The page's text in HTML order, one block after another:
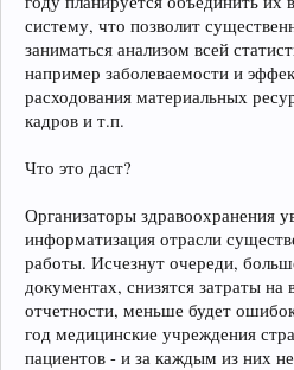
систему, что позволит
заниматься анализом всей
например заболеваемости и
расходования материальных
кадров и т.п.
Что это даст?
Организаторы здравоохранения
информатизация отрасли
работы. Исчезнут очереди,
документах, снизятся затраты на
отчетности, меньше будет
год медицинские учреждения
пациентов - и за каждым из них